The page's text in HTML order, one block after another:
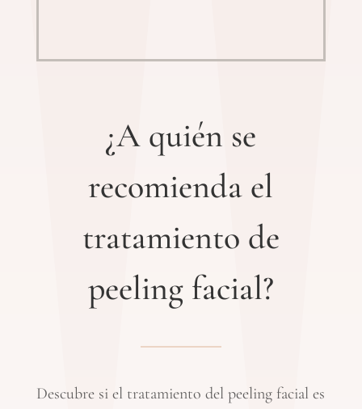
¿A quién se
recomienda el
tratamiento de
peeling facial?
Descubre si el tratamiento del peeling facial es